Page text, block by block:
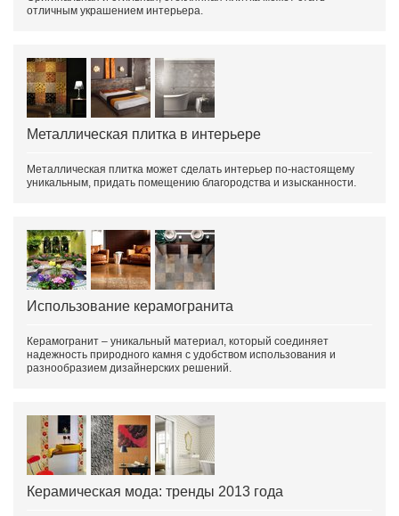
отличным украшением интерьера.
Металлическая плитка в интерьере
Металлическая плитка может сделать интерьер по-настоящему
уникальным, придать помещению благородства и изысканности.
Использование керамогранита
Керамогранит – уникальный материал, который соединяет
надежность природного камня с удобством использования и
разнообразием дизайнерских решений.
Керамическая мода: тренды 2013 года